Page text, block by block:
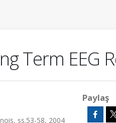
Term EEG
ss.53-58, 2004
Paylaş